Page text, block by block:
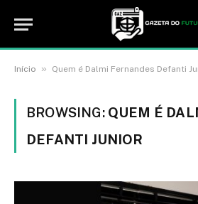
Início » Quem é Dalmi Fernandes Defanti
BROWSING: QUEM É
DEFANTI JUNIOR